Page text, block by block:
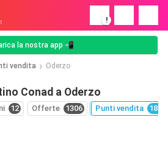
!
la nostra app 📲
vendita Oderzo
Conad a Oderzo
12 Offerte 1306 Punti vendita 1830